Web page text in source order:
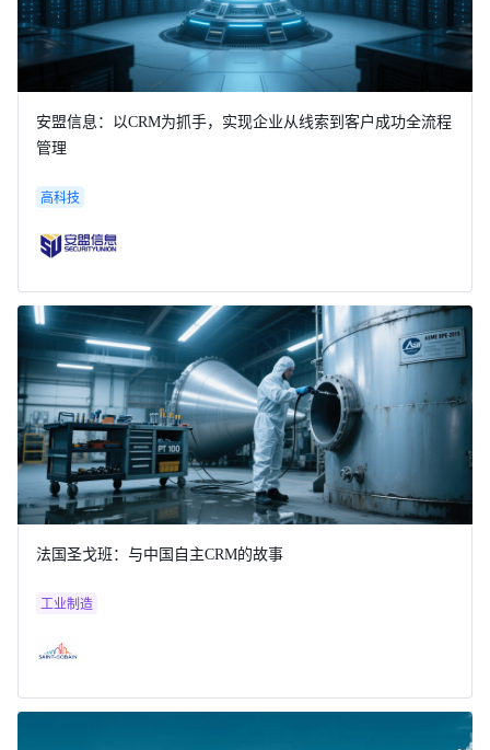
安盟信息：以CRM为抓手，实现企业从线索到客户成功全流程
管理
高科技
法国圣戈班：与中国自主CRM的故事
工业制造